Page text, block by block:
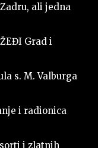
ali jedna
ŽEĐI Grad i
s. M. Valburga
i radionica
sorti i zlatnih